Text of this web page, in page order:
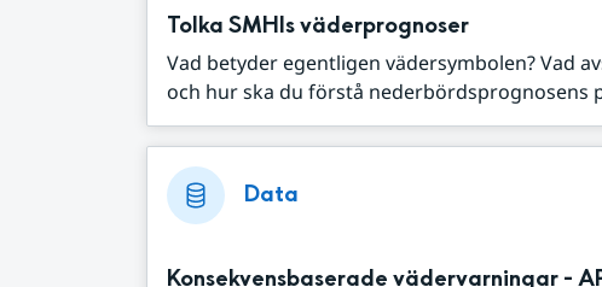
Tolka SMHIs väderprognoser
Vad betyder egentligen vädersymbolen? Vad
och hur ska du förstå nederbördsprognosens
Data
Konsekvensbaserade vädervarningar -